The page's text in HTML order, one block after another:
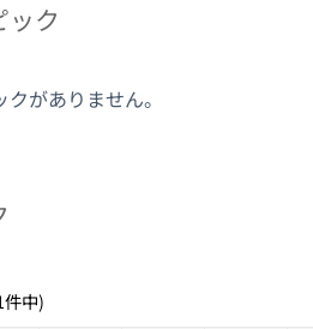
ク
がありません。
中)